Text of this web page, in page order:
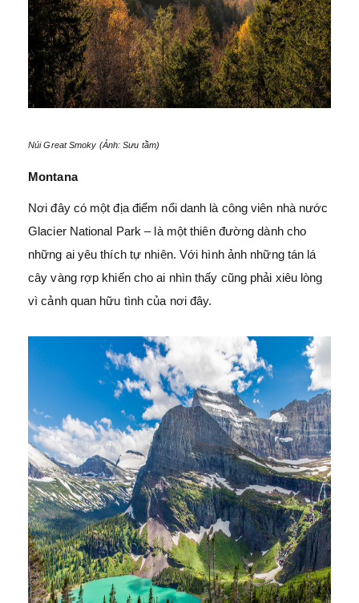
Núi Great Smoky (Ảnh: Sưu tầm)
Montana
Nơi đây có một địa điểm nổi danh là công viên nhà nước
Glacier National Park – là một thiên đường dành cho
những ai yêu thích tự nhiên. Với hình ảnh những tán lá
cây vàng rợp khiến cho ai nhìn thấy cũng phải xiêu lòng
vì cảnh quan hữu tình của nơi đây.